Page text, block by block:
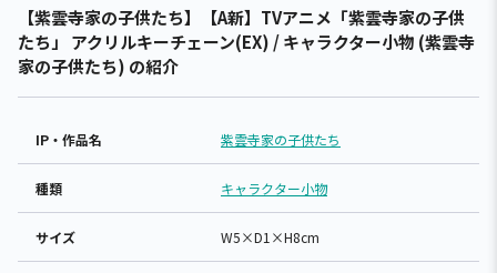
【紫雲寺家の子供たち】【A新】TVアニメ「紫雲寺家の子供
たち」 アクリルキーチェーン(EX) / キャラクター小物 (紫雲寺
家の子供たち) の紹介
IP・作品名 紫雲寺家の子供たち
種類 キャラクター小物
サイズ W5×D1×H8cm